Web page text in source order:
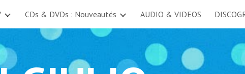
Skip to navigation
CDs & DVDs : Nouveautés AUDIO & VIDEOS